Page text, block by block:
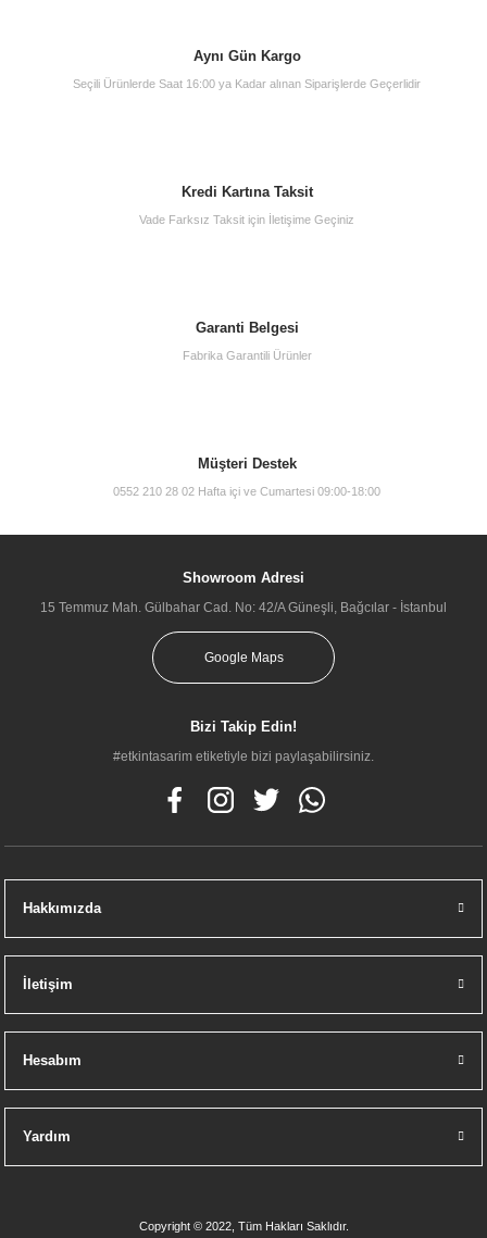
Aynı Gün Kargo
Seçili Ürünlerde Saat 16:00 ya Kadar alınan Siparişlerde Geçerlidir
Kredi Kartına Taksit
Vade Farksız Taksit için İletişime Geçiniz
Garanti Belgesi
Fabrika Garantili Ürünler
Müşteri Destek
0552 210 28 02 Hafta içi ve Cumartesi 09:00-18:00
Showroom Adresi
15 Temmuz Mah. Gülbahar Cad. No: 42/A Güneşli, Bağcılar - İstanbul
Google Maps
Bizi Takip Edin!
#etkintasarim etiketiyle bizi paylaşabilirsiniz.
Hakkımızda
İletişim
Hesabım
Yardım
Copyright © 2022, Tüm Hakları Saklıdır.